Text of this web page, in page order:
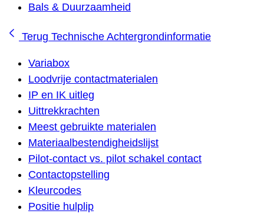
Bals & Duurzaamheid
Terug Technische Achtergrondinformatie
Variabox
Loodvrije contactmaterialen
IP en IK uitleg
Uittrekkrachten
Meest gebruikte materialen
Materiaalbestendigheidslijst
Pilot-contact vs. pilot schakel contact
Contactopstelling
Kleurcodes
Positie hulplip